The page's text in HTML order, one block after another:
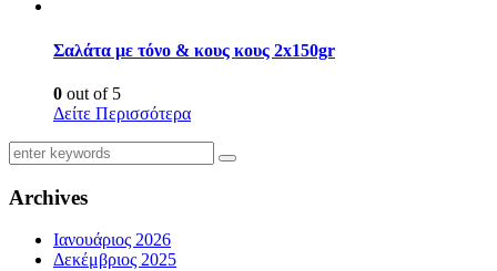
Σαλάτα με τόνο & κους κους 2x150gr
0 out of 5
Δείτε Περισσότερα
Archives
Ιανουάριος 2026
Δεκέμβριος 2025